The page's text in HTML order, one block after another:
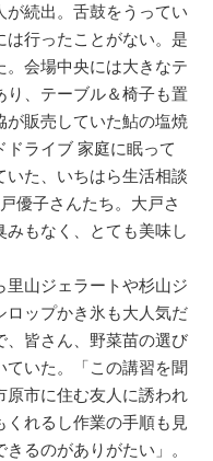
が続出。舌鼓をうってい
は行ったことがない。是
会場中央には大きなテ
り、テーブル＆椅子も置
が販売していた鮎の塩焼
ドライブ 家庭に眠って
いた、いちはら生活相談
優子さんたち。大戸さ
もなく、とても美味し
山ジェラートや杉山ジ
ロップかき氷も大人気だ
、皆さん、野菜苗の選び
いた。「この講習を聞
原市に住む友人に誘われ
くれるし作業の手順も見
るのがありがたい」。